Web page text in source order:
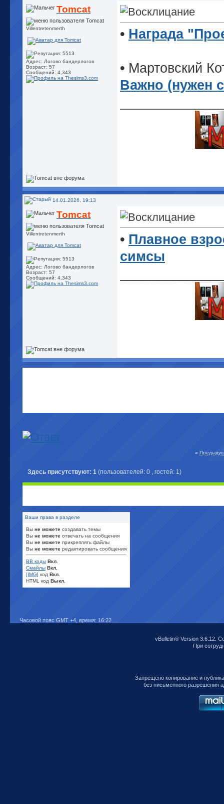
Tomcat
Villentretenmerth
Адрес: Логово бандерлогов
Возраст: 57
Сообщений: 4,343
• Награда
• Мартовский
Важно (нужен
14.01.2026, 19:13
Tomcat
Villentretenmerth
Адрес: Логово бандерлогов
Возраст: 57
Сообщений: 4,343
• Плавное
симсы
«
Здесь присутствуют: 1 (пользователей: 0 , гостей: 1)
Ваши права в разделе
Вы не можете создавать темы
Вы не можете отвечать на сообщения
Вы не можете прикреплять файлы
Вы не можете редактировать сообщения
BB коды Вкл.
Смайлы Вкл.
[IMG] код Вкл.
HTML код Выкл.
Часовой пояс GMT +4, время: 16:22
vBulletin® Version 3.6.12.
При
Запрещено копирование и
без письменного разрешения